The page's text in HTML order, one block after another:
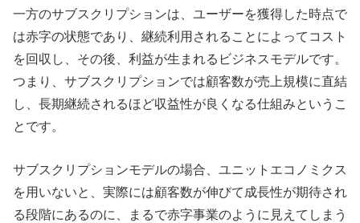
一方のサブスクリプションは、ユーザーを獲得した時点で
は赤字の状態であり、継続利用されることによってコスト
を回収し、その後、利益が生まれるビジネスモデルです。
つまり、サブスクリプションでは顧客数が売上規模に直結
し、長期継続されるほど収益性が良くなる仕組みというこ
とです。
サブスクリプションモデルの場合、ユニットエコノミクス
を用いないと、実際には顧客数が伸びて成長性が期待され
る段階にあるのに、まるで赤字事業のように見えてしまう